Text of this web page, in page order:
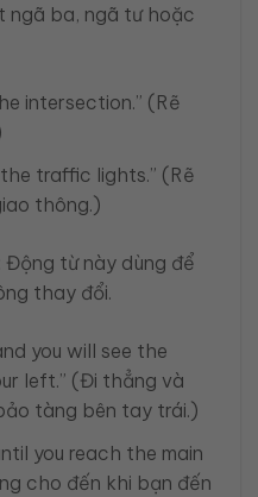
ngã ba, ngã tư hoặc
intersection.” (Rẽ
traffic lights.” (Rẽ
thông.)
từ này dùng để
thay đổi.
you will see the
left.” (Đi thẳng và
tàng bên tay trái.)
you reach the main
cho đến khi bạn đến